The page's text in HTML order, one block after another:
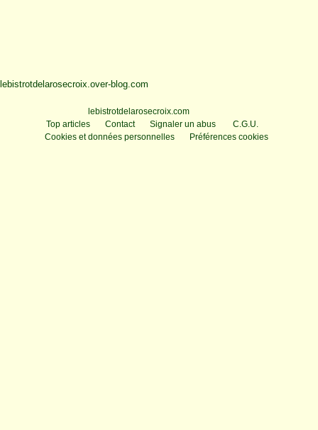
lebistrotdelarosecroix.over-blog.com
lebistrotdelarosecroix.com
Top articles
Contact Signaler un abus
C.G.U.
Cookies et données personnelles
Préférences cookies